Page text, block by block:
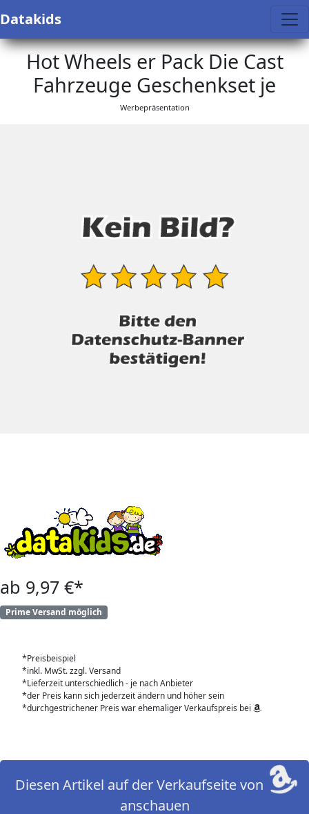
Datakids
Hot Wheels er Pack Die Cast
Fahrzeuge Geschenkset je
Werbepräsentation
ab 9,97 €*
Prime Versand möglich
*Preisbeispiel
*inkl. MwSt. zzgl. Versand
*Lieferzeit unterschiedlich - je nach Anbieter
*der Preis kann sich jederzeit ändern und höher sein
*durchgestrichener Preis war ehemaliger Verkaufspreis bei
Diesen Artikel auf der Verkaufseite von
anschauen